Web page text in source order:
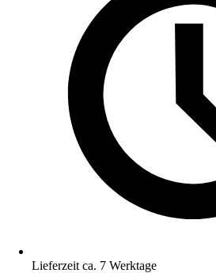
Lieferzeit ca. 7 Werktage